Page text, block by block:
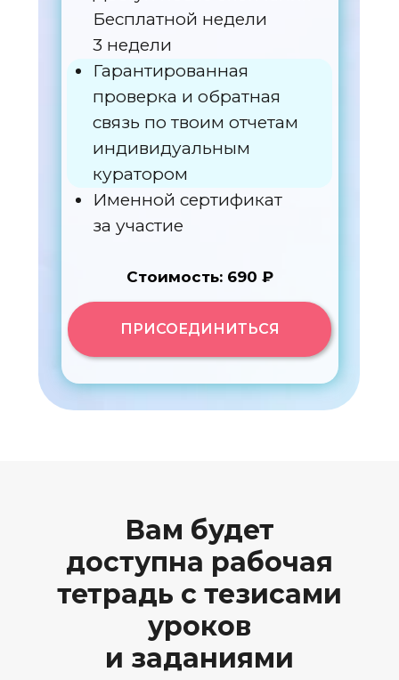
Бесплатной недели
3 недели
Гарантированная
проверка и обратная
связь по твоим отчетам
индивидуальным
куратором
Именной сертификат
за участие
Стоимость: 690 ₽
ПРИСОЕДИНИТЬСЯ
Вам будет
доступна рабочая
тетрадь с тезисами
уроков
и заданиями